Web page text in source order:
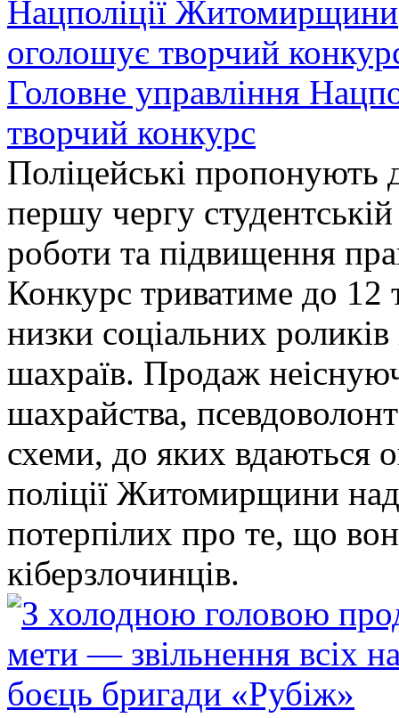
Головне управління
творчий конкурс
Поліцейські пропонують
першу чергу
роботи та підвищення
Конкурс триватиме до 12
низки соціальних
шахраїв. Продаж
шахрайства,
схеми, до яких
поліції Житомирщини
потерпілих про те, що
кіберзлочинців.